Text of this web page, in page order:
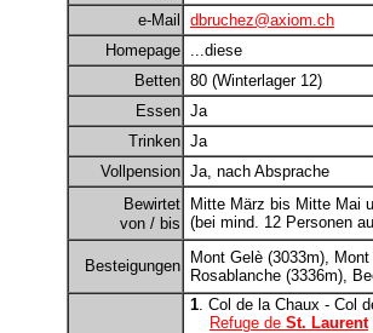
e-Mail
dbruchez@axiom.ch
Homepage ...diese
Betten 80 (Winterlager 12)
Essen Ja
Trinken Ja
Vollpension Ja, nach Absprache
Bewirtet
von / bis
Mitte März bis Mitte Mai
(bei mind. 12 Personen
Besteigungen
Mont Gelè (3033m),
Rosablanche (3336m),
1. Col de la Chaux - Col
Refuge de St. Laurent